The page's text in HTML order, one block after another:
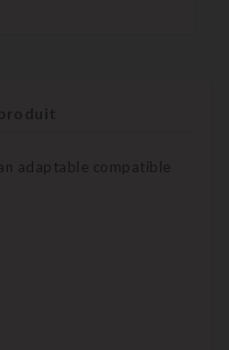
adaptable compatible